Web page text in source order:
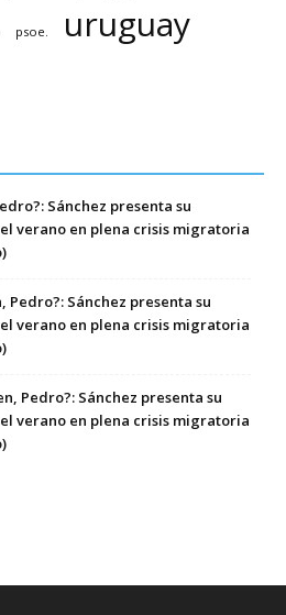
psoe. uruguay
Sánchez presenta su
el verano en plena crisis migratoria
Pedro?: Sánchez presenta su
el verano en plena crisis migratoria
Pedro?: Sánchez presenta su
el verano en plena crisis migratoria